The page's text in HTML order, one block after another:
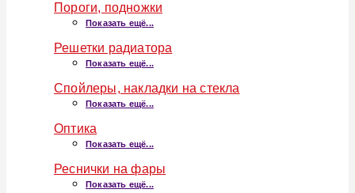
Пороги, подножки
Показать ещё...
Решетки радиатора
Показать ещё...
Спойлеры, накладки на стекла
Показать ещё...
Оптика
Показать ещё...
Реснички на фары
Показать ещё...